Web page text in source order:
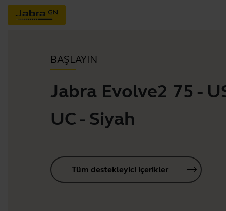
BAŞLAYIN
Jabra Evolve2 75 -
UC - Siyah
Tüm destekleyici içerikler